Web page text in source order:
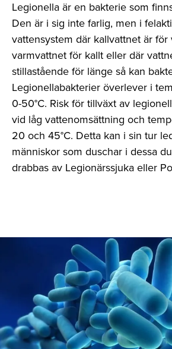
Legionella är en bakterie som
Den är i sig inte farlig, men i
vattensystem där kallvattnet är för
varmvattnet för kallt eller där
stillastående för länge så kan
Legionellabakterier överlever i
0-50°C. Risk för tillväxt av
vid låg vattenomsättning och
20 och 45°C. Detta kan i sin tur
människor som duschar i dessa
drabbas av Legionärssjuka eller